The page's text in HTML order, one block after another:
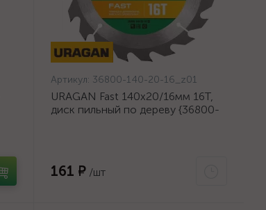
Артикул: 36800-140-20-16_z01
URAGAN Fast 140x20/16мм 16Т,
диск пильный по дереву {36800-
161 ₽ /шт